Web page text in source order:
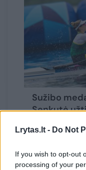
Lrytas.lt - Do Not
If you wish to opt-out
processing of your
Sužibo
Senkutė